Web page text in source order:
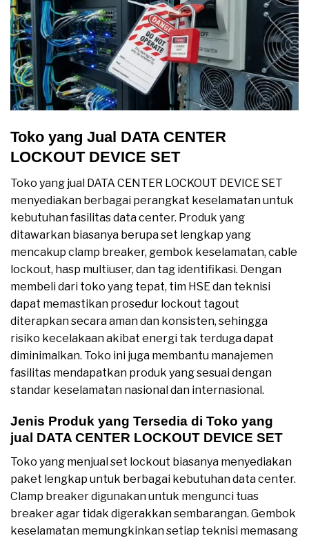
Toko yang Jual DATA CENTER
LOCKOUT DEVICE SET
Toko yang jual DATA CENTER LOCKOUT DEVICE SET
menyediakan berbagai perangkat keselamatan untuk
kebutuhan fasilitas data center. Produk yang
ditawarkan biasanya berupa set lengkap yang
mencakup clamp breaker, gembok keselamatan, cable
lockout, hasp multiuser, dan tag identifikasi. Dengan
membeli dari toko yang tepat, tim HSE dan teknisi
dapat memastikan prosedur lockout tagout
diterapkan secara aman dan konsisten, sehingga
risiko kecelakaan akibat energi tak terduga dapat
diminimalkan. Toko ini juga membantu manajemen
fasilitas mendapatkan produk yang sesuai dengan
standar keselamatan nasional dan internasional.
Jenis Produk yang Tersedia di Toko yang
jual DATA CENTER LOCKOUT DEVICE SET
Toko yang menjual set lockout biasanya menyediakan
paket lengkap untuk berbagai kebutuhan data center.
Clamp breaker digunakan untuk mengunci tuas
breaker agar tidak digerakkan sembarangan. Gembok
keselamatan memungkinkan setiap teknisi memasang